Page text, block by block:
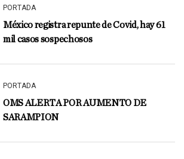
PORTADA
México registra repunte de Covid, hay 61
mil casos sospechosos
PORTADA
OMS ALERTA POR AUMENTO DE
SARAMPION